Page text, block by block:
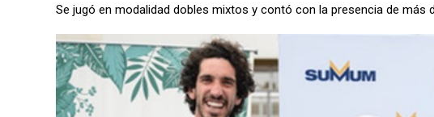
Se jugó en modalidad dobles mixtos y contó con la presencia de más